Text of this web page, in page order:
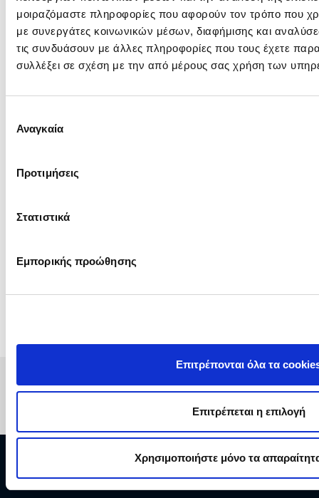
μοιραζόμαστε πληροφορίες που αφορούν τον τρόπο που
με συνεργάτες κοινωνικών μέσων, διαφήμισης και
τις συνδυάσουν με άλλες πληροφορίες που τους έχετε
συλλέξει σε σχέση με την από μέρους σας χρήση των
συγκατάθεσης
Αναγκαία
Προτιμήσεις
Στατιστικά
Εμπορικής προώθησης
Επιτρέπονται όλα τα
Επιτρέπεται η επιλογή
Χρησιμοποιήστε μόνο τα
Πληροφορίες Διαγωνισμού
Γενικές Πλήροφορίες, Τεύχος Πρόσκλησης και Ανακοινώσεις